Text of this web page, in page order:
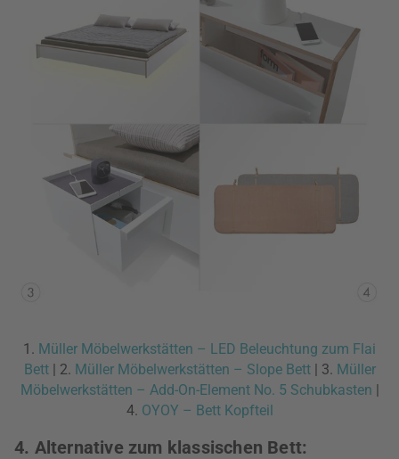
1. Müller Möbelwerkstätten – LED Beleuchtung zum Flai
Bett| 2. Müller Möbelwerkstätten – Slope Bett| 3. Müller
Möbelwerkstätten – Add-On-Element No. 5 Schubkasten |
4. OYOY – Bett Kopfteil
4. Alternative zum klassischen Bett: